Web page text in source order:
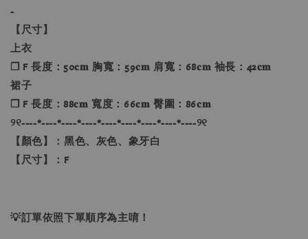
-
【尺寸】
上衣
❐ F 長度：50𝐜𝐦 胸寬：59𝐜𝐦 肩寬：68𝐜𝐦 袖長：42𝐜𝐦
裙子
❐ F 長度：88𝐜𝐦 寬度：66𝐜𝐦 臀圍：86𝐜𝐦
୨୧----*----*----*----*----*----*----*----*----୨୧
【顏色】：黑色、灰色、象牙白
【尺寸】：F
💡訂單依照下單順序為主唷！